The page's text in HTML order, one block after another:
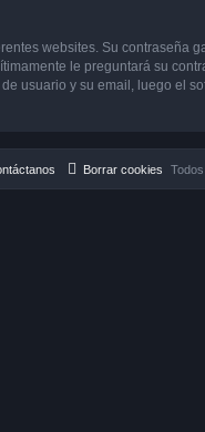
websites. Su contraseña
le preguntará su
usuario y su email, luego el
Borrar cookies